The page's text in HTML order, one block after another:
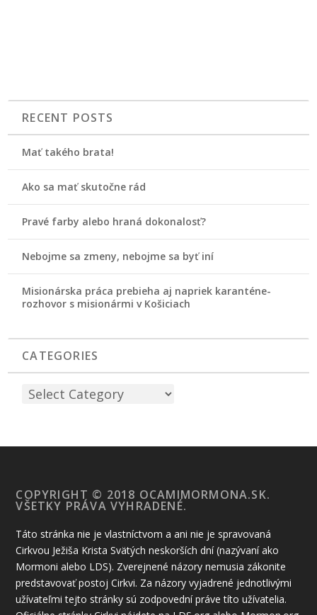
RECENT POSTS
Mať takého brata!
Ako sa mať skutočne rád
Pravé farby alebo hraná dokonalosť?
Nebojme sa zmeny, nebojme sa byť iní
Misionárska práca prebieha aj napriek karanténe-
rozhovor s misionármi v Košiciach
CATEGORIES
COPYRIGHT © 2018 OCAMIMORMONA.SK.
VŠETKY PRÁVA VYHRADENÉ.
Táto stránka nie je vlastníctvom a ani nie je spravovaná
Cirkvou Ježiša Krista Svätých neskorších dní (nazývaní ako
Mormoni alebo LDS). Zverejnené názory nemusia zákonite
predstavovať postoj Cirkvi. Za názory vyjadrené jednotlivými
užívateľmi tejto stránky sú zodpovední práve títo užívatelia.